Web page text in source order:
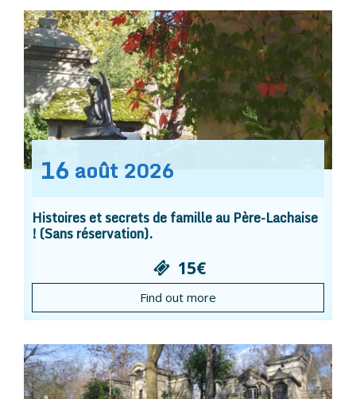
16 août 2026
Histoires et secrets de famille au Père-Lachaise
! (Sans réservation).
15€
Find out more